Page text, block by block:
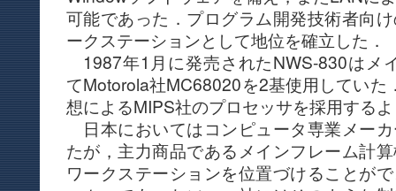
可能であった．プログラム開発技術者向
ークステーションとして地位を確立した．
1987年1月に発売されたNWS-830はメ
てMotorola社MC68020を2基使用していた
想によるMIPS社のプロセッサを採用する
日本においてはコンピュータ専業メー
たが，主力商品であるメインフレーム計
ワークステーションを位置づけることが